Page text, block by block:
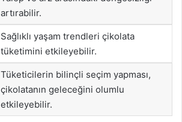
artırabilir.
Sağlıklı yaşam trendleri çikolata
tüketimini etkileyebilir.
Tüketicilerin bilinçli seçim yapması,
çikolatanın geleceğini olumlu
etkileyebilir.